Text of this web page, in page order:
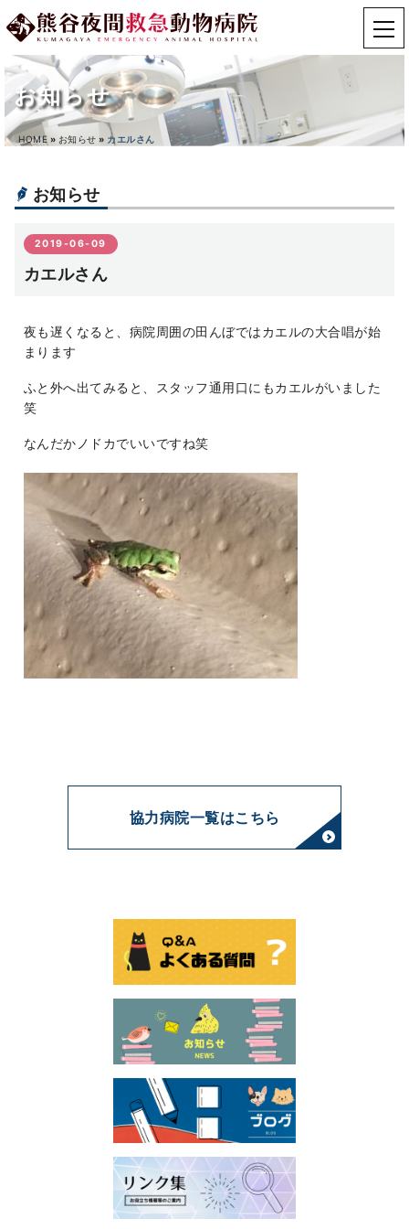
お知らせ
HOME » お知らせ » カエルさん
お知らせ
2019-06-09
カエルさん
夜も遅くなると、病院周囲の田んぼではカエルの大合唱が始
まります
ふと外へ出てみると、スタッフ通用口にもカエルがいました
笑
なんだかノドカでいいですね笑
協力病院一覧はこちら